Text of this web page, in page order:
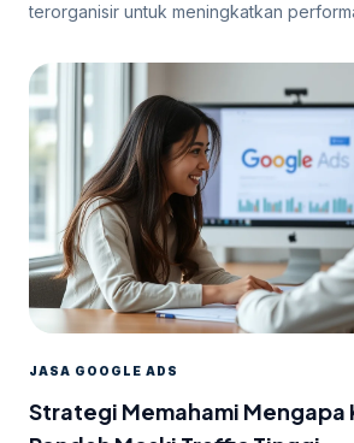
terorganisir untuk meningkatkan
JASA GOOGLE ADS
Strategi Memahami Mengapa